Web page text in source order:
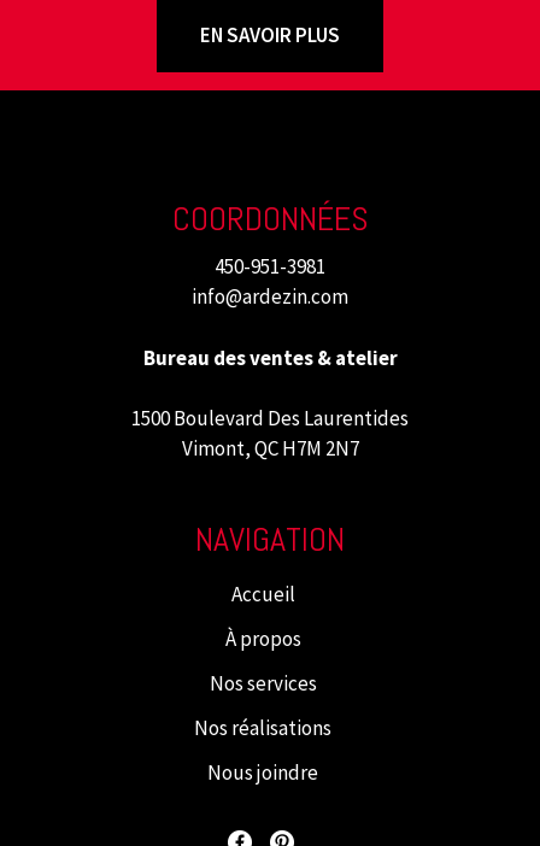
EN SAVOIR PLUS
COORDONNÉES
450-951-3981
info@ardezin.com
Bureau des ventes & atelier
1500 Boulevard Des Laurentides
Vimont, QC H7M 2N7
NAVIGATION
Accueil
À propos
Nos services
Nos réalisations
Nous joindre